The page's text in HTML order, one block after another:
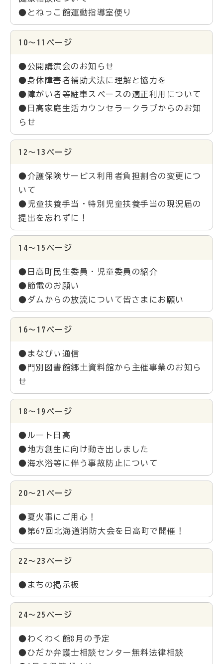
●とねっこ館運動指導室便り
10～11ページ
●公開講演会のお知らせ
●身体障害者補助犬法に理解と協力を
●障がい者等駐車スペースの適正利用について
●日高家庭生活カウンセラークラブからのお知
らせ
12～13ページ
●介護保険サービス利用者負担割合の変更につ
いて
●児童扶養手当・特別児童扶養手当の現況届の
提出を忘れずに！
14～15ページ
●日高町民生委員・児童委員の紹介
●節電のお願い
●ダムからの放流について皆さまにお願い
16～17ページ
●まなびぃ通信
●門別図書館郷土資料館から主催事業のお知ら
せ
18～19ページ
●ルート日高
●地方創生に向け動き出しました
●海水浴等に伴う事故防止について
20～21ページ
●夏火事にご用心！
●第67回北海道消防大会を日高町で開催！
22～23ページ
●まちの掲示板
24～25ページ
●わくわく館8月の予定
●ひだか弁護士相談センター無料法律相談